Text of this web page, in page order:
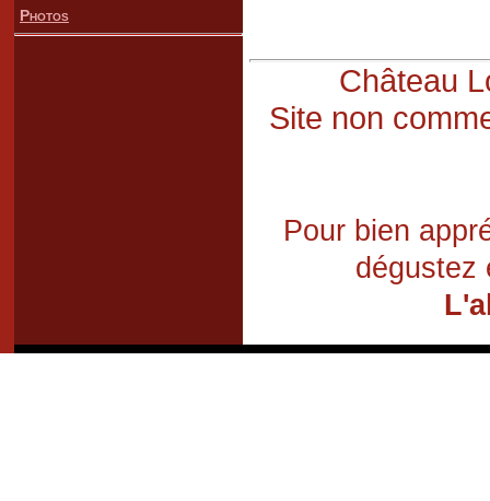
Photos
Château
Site non
Pour bien
dégustez